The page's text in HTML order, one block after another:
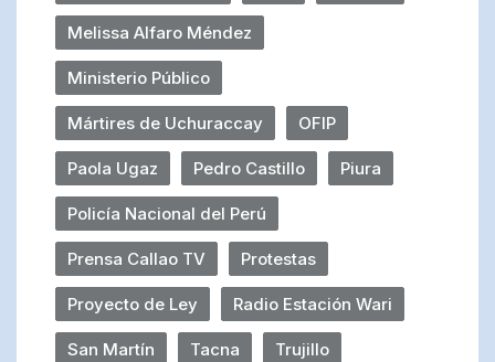
Melissa Alfaro Méndez
Ministerio Público
Mártires de Uchuraccay OFIP
Paola Ugaz Pedro Castillo Piura
Policía Nacional del Perú
Prensa Callao TV Protestas
Proyecto de Ley Radio Estación Wari
San Martín Tacna Trujillo